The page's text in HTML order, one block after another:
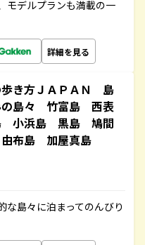
デルプランも満載の一
詳細を見る
き方ＪＡＰＡＮ 島
島々 竹富島 西表
小浜島 黒島 鳩間
布島 加屋真島
な島々に泊まってのんびり